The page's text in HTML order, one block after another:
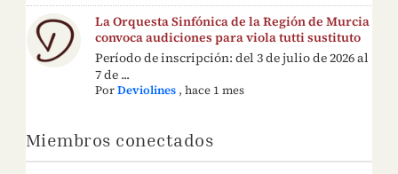
La Orquesta Sinfónica de la Región de Murcia
convoca audiciones para viola tutti sustituto
Período de inscripción: del 3 de julio de 2026 al
7 de ...
PorDeviolines ,hace 1 mes
Miembros conectados